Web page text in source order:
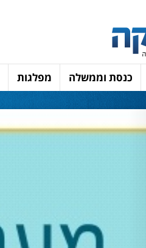
כנסת וממשלה מפלגות